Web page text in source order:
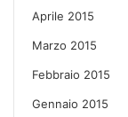
Aprile 2015
Marzo 2015
Febbraio 2015
Gennaio 2015